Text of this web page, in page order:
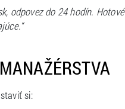
odpovez do 24 hodín. Hotové
si: